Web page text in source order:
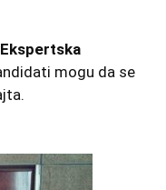
mogu da se